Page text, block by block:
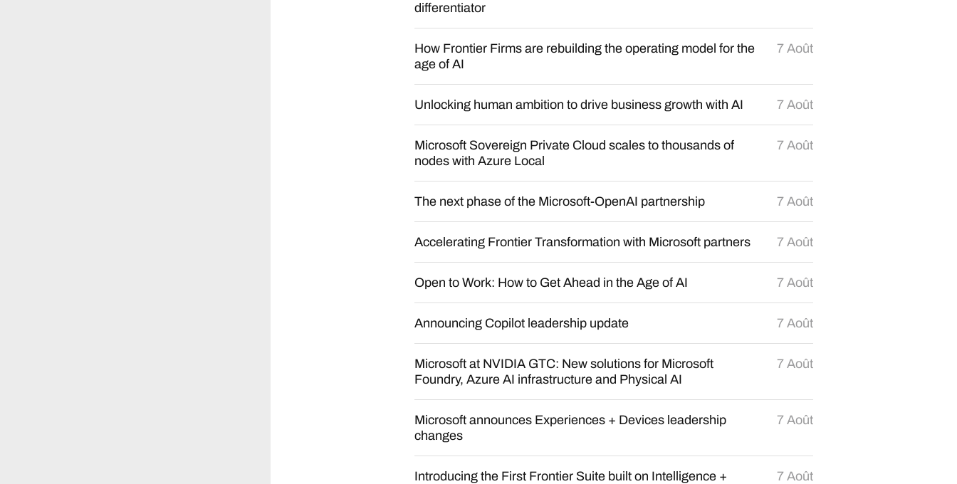
differentiator
How Frontier Firms are rebuilding the operating model for the
age of AI
7 Août
Unlocking human ambition to drive business growth with AI 7 Août
Microsoft Sovereign Private Cloud scales to thousands of
nodes with Azure Local
7 Août
The next phase of the Microsoft-OpenAI partnership 7 Août
Accelerating Frontier Transformation with Microsoft partners 7 Août
Open to Work: How to Get Ahead in the Age of AI 7 Août
Announcing Copilot leadership update 7 Août
Microsoft at NVIDIA GTC: New solutions for Microsoft
Foundry, Azure AI infrastructure and Physical AI
7 Août
Microsoft announces Experiences + Devices leadership
changes
7 Août
Introducing the First Frontier Suite built on Intelligence +
7 Août